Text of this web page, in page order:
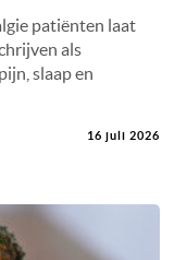
patiënten laat
als
slaap en
16 juli 2026